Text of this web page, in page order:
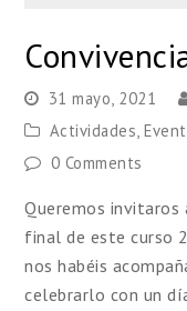
31 mayo, 2021
Actividades,
0 Comments
Queremos
final de este curso
nos habéis
celebrarlo con un